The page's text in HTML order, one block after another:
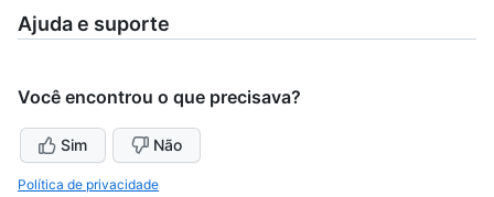
Ajuda e suporte
Você encontrou o que precisava?
Sim Não
Política de privacidade